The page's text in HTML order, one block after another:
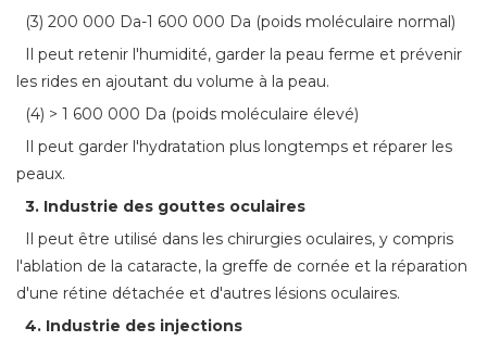
(3) 200 000 Da-1 600 000 Da (poids moléculaire normal)
Il peut retenir l'humidité, garder la peau ferme et prévenir
les rides en ajoutant du volume à la peau.
(4) > 1 600 000 Da (poids moléculaire élevé)
Il peut garder l'hydratation plus longtemps et réparer les
peaux.
3. Industrie des gouttes oculaires
Il peut être utilisé dans les chirurgies oculaires, y compris
l'ablation de la cataracte, la greffe de cornée et la réparation
d'une rétine détachée et d'autres lésions oculaires.
4. Industrie des injections